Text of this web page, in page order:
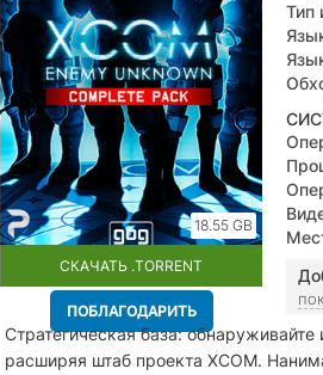
18.55 GB
СКАЧАТЬ .TORRENT
ПОБЛАГОДАРИТЬ
Тип
Стратегическая база:
расширяя штаб проекта XCOM.